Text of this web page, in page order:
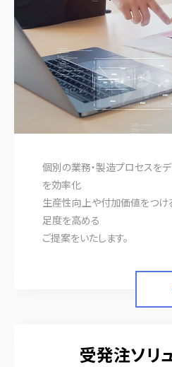
個別の業務・製造プロセスを
を効率化
生産性向上や付加価値をつけ
足度を高める
ご提案をいたします。
受発注ソリ